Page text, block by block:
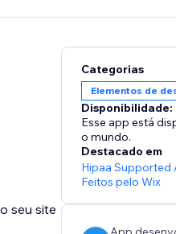
seu site
Categorias
Elementos de
Disponibilidade:
Esse app está
o mundo.
Destacado em
Hipaa Supported
Feitos pelo Wix